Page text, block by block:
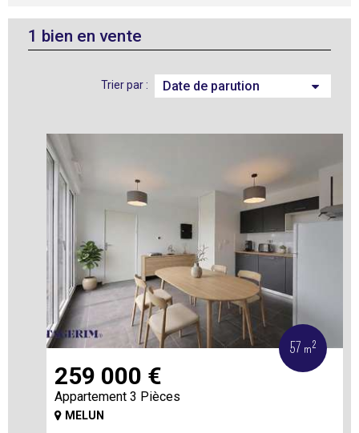
1 bien en vente
Trier par :
259 000 €
Appartement 3 Pièces
MELUN
57 m²